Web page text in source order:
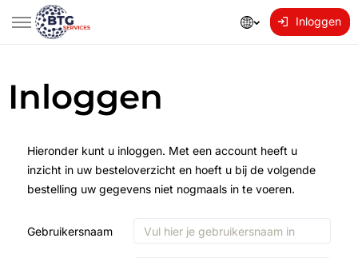
Inloggen
Inloggen
Hieronder kunt u inloggen. Met een account heeft u
inzicht in uw besteloverzicht en hoeft u bij de volgende
bestelling uw gegevens niet nogmaals in te voeren.
Gebruikersnaam